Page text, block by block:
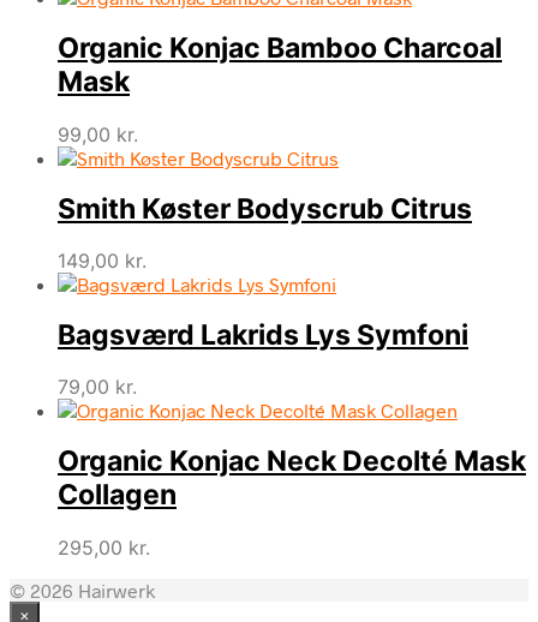
Organic Konjac Bamboo Charcoal
Mask
99,00 kr.
Smith Køster Bodyscrub Citrus
149,00 kr.
Bagsværd Lakrids Lys Symfoni
79,00 kr.
Organic Konjac Neck Decolté Mask
Collagen
295,00 kr.
© 2026 Hairwerk
×